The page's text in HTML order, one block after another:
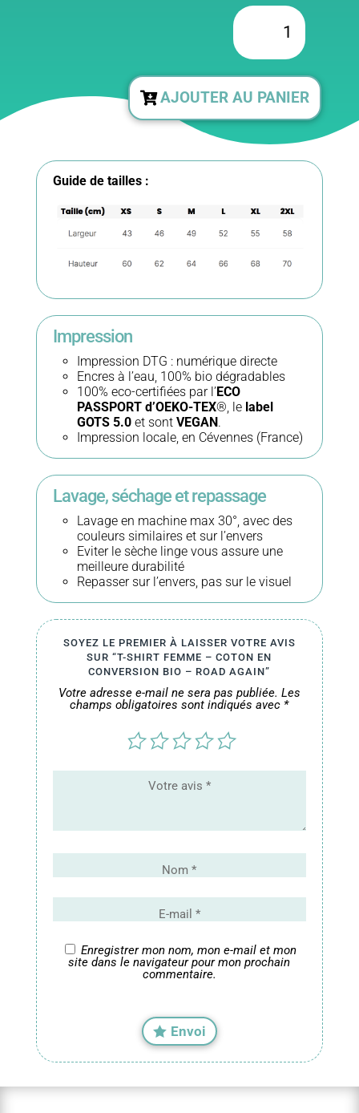
quantité
de
T-
shirt
Femme
coton
en
conversion
-
Road
Again
AJOUTER AU PANIER
Guide de tailles :
Impression
Impression DTG : numérique directe
Encres à l’eau, 100% bio dégradables
100% eco-certifiées par l’ECO
PASSPORT d’OEKO-TEX®, le label
GOTS 5.0et sont VEGAN .
Impression locale, en Cévennes (France)
Lavage, séchage et repassage
Lavage en machine max 30°, avec des
couleurs similaires et sur l’envers
Eviter le sèche linge vous assure une
meilleure durabilité
Repasser sur l’envers, pas sur le visuel
SOYEZ LE PREMIER À LAISSER VOTRE AVIS
SUR “T-SHIRT FEMME – COTON EN
CONVERSION BIO – ROAD AGAIN”
Votre adresse e-mail ne sera pas publiée. Les
champs obligatoires sont indiqués avec *
Enregistrer mon nom, mon e-mail et mon
site dans le navigateur pour mon prochain
commentaire.
Envoi